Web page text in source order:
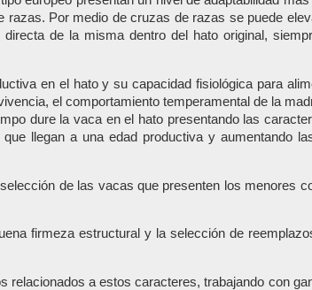
Por medio de cruzas de razas se puede
de la misma dentro del hato original,
en el hato y su capacidad fisiológica para
el comportamiento temperamental de la
dure la vaca en el hato presentando las
llegan a una edad productiva y aumentando
de las vacas que presenten los menores
firmeza estructural y la selección de
a estos caracteres, trabajando con